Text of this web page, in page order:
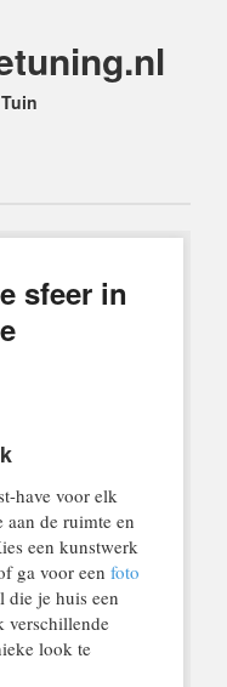
Tuin
sfeer in
have voor elk
de ruimte en
een kunstwerk
ga voor een foto
die je huis een
verschillende
look te